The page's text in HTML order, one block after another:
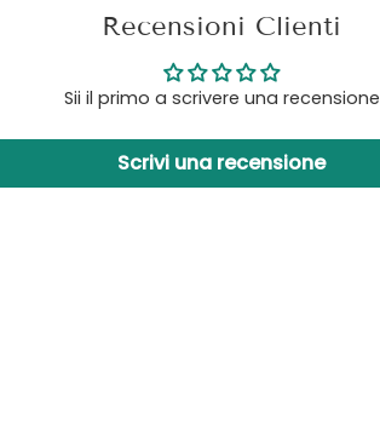
Recensioni Clienti
Sii il primo a scrivere una recensione
Scrivi una recensione